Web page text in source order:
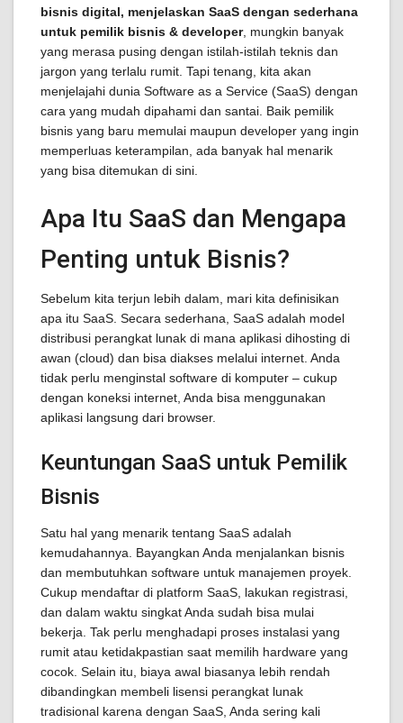
bisnis digital, menjelaskan SaaS dengan sederhana
untuk pemilik bisnis & developer, mungkin banyak
yang merasa pusing dengan istilah-istilah teknis dan
jargon yang terlalu rumit. Tapi tenang, kita akan
menjelajahi dunia Software as a Service (SaaS) dengan
cara yang mudah dipahami dan santai. Baik pemilik
bisnis yang baru memulai maupun developer yang ingin
memperluas keterampilan, ada banyak hal menarik
yang bisa ditemukan di sini.
Apa Itu SaaS dan Mengapa
Penting untuk Bisnis?
Sebelum kita terjun lebih dalam, mari kita definisikan
apa itu SaaS. Secara sederhana, SaaS adalah model
distribusi perangkat lunak di mana aplikasi dihosting di
awan (cloud) dan bisa diakses melalui internet. Anda
tidak perlu menginstal software di komputer – cukup
dengan koneksi internet, Anda bisa menggunakan
aplikasi langsung dari browser.
Keuntungan SaaS untuk Pemilik
Bisnis
Satu hal yang menarik tentang SaaS adalah
kemudahannya. Bayangkan Anda menjalankan bisnis
dan membutuhkan software untuk manajemen proyek.
Cukup mendaftar di platform SaaS, lakukan registrasi,
dan dalam waktu singkat Anda sudah bisa mulai
bekerja. Tak perlu menghadapi proses instalasi yang
rumit atau ketidakpastian saat memilih hardware yang
cocok. Selain itu, biaya awal biasanya lebih rendah
dibandingkan membeli lisensi perangkat lunak
tradisional karena dengan SaaS, Anda sering kali